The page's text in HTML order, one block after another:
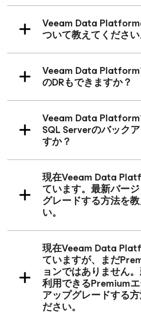
Veeam Data Platform
ついて教えてください
Veeam Data
のDRもできますか？
Veeam Data
SQL Serverのバック
すか？
現在Veeam Data
ています。最新バー
グレードする方法を
い。
現在Veeam Data
ていますが、まだ
ョンではありません
利用できるPremium
アップグレードする
ださい。